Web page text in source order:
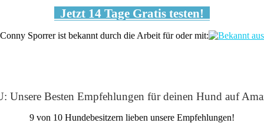
Jetzt 14 Tage Gratis testen!
Conny Sporrer ist bekannt durch die Arbeit für oder mit:
Unsere Besten Empfehlungen für deinen Hund auf
9 von 10 Hundebesitzern lieben unsere Empfehlungen!